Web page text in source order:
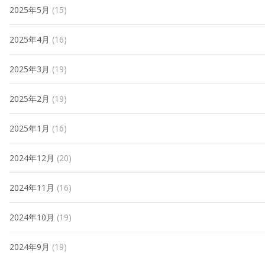
2025年5月 (15)
2025年4月 (16)
2025年3月 (19)
2025年2月 (19)
2025年1月 (16)
2024年12月 (20)
2024年11月 (16)
2024年10月 (19)
2024年9月 (19)